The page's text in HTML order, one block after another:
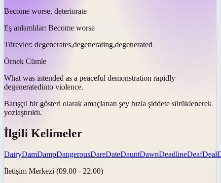
Become worse, deteriorate
Eş anlamlılar: Become worse
Türevler: degenerates,degenerating,degenerated
Örnek Cümle
What was intended as a peaceful demonstration rapidly
degeneratedinto violence.
Barışçıl bir gösteri olarak amaçlanan şey hızla şiddete sürüklenerek
yozlaştırıldı.
İlgili Kelimeler
DairyDamDampDangerousDareDateDauntDawnDeadlineDeafDeal
İletişim Merkezi (09.00 - 22.00)